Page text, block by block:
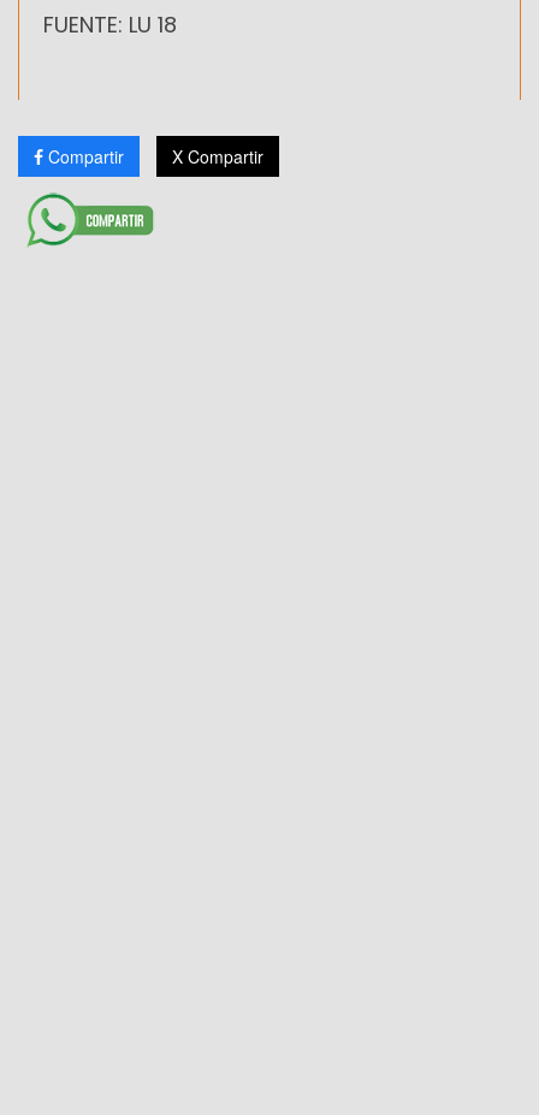
FUENTE: LU 18
Compartir X Compartir